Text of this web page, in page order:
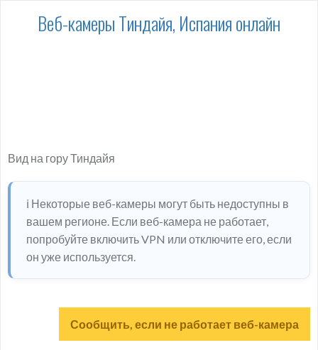
Веб-камеры Тиндайя, Испания онлайн
Вид на гору Тиндайя
ℹ️ Некоторые веб-камеры могут быть недоступны в
вашем регионе. Если веб-камера не работает,
попробуйте включить VPN или отключите его, если
он уже используется.
Сообщить, если не работает веб-камера